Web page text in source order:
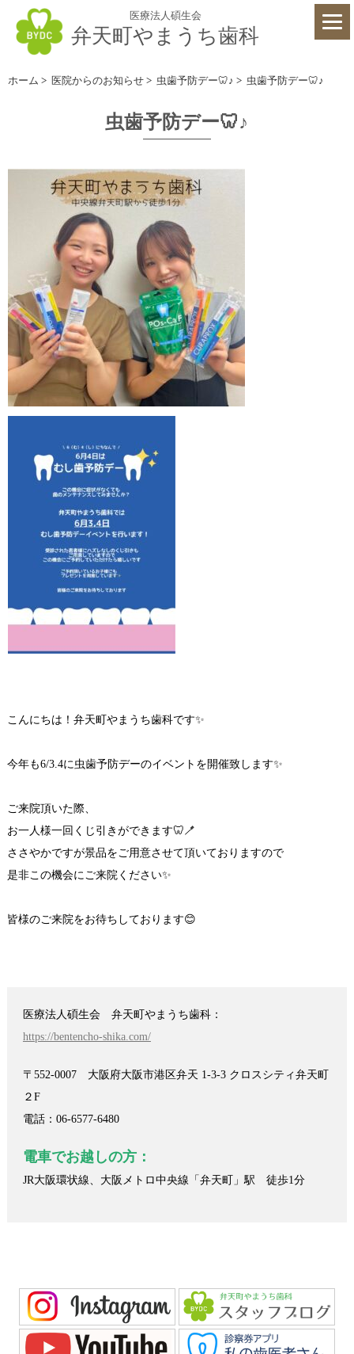
医療法人碩生会
弁天町やまうち歯科
ホーム > 医院からのお知らせ > 虫歯予防デー🦷♪ > 虫歯予防デー🦷♪
虫歯予防デー🦷♪
こんにちは！弁天町やまうち歯科です✨
今年も6/3.4に虫歯予防デーのイベントを開催致します✨
ご来院頂いた際、
お一人様一回くじ引きができます🦷🪥
ささやかですが景品をご用意させて頂いておりますので
是非この機会にご来院ください✨
皆様のご来院をお待ちしております😊
医療法人碩生会 弁天町やまうち歯科：
https://bentencho-shika.com/
〒552-0007 大阪府大阪市港区弁天 1-3-3 クロスシティ弁天町
２F
電話：06-6577-6480
電車でお越しの方：
JR大阪環状線、大阪メトロ中央線「弁天町」駅 徒歩1分